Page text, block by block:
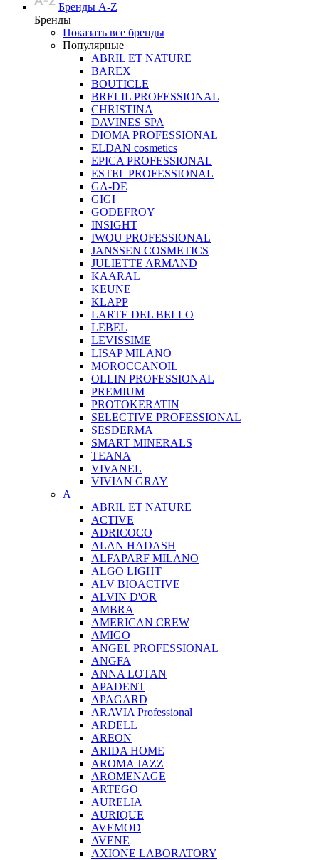
Бренды A-Z
Бренды
Показать все бренды
Популярные
ABRIL ET NATURE
BAREX
BOUTICLE
BRELIL PROFESSIONAL
CHRISTINA
DAVINES SPA
DIOMA PROFESSIONAL
ELDAN cosmetics
EPICA PROFESSIONAL
ESTEL PROFESSIONAL
GA-DE
GIGI
GODEFROY
INSIGHT
IWOU PROFESSIONAL
JANSSEN COSMETICS
JULIETTE ARMAND
KAARAL
KEUNE
KLAPP
LARTE DEL BELLO
LEBEL
LEVISSIME
LISAP MILANO
MOROCCANOIL
OLLIN PROFESSIONAL
PREMIUM
PROTOKERATIN
SELECTIVE PROFESSIONAL
SESDERMA
SMART MINERALS
TEANA
VIVANEL
VIVIAN GRAY
A
ABRIL ET NATURE
ACTIVE
ADRICOCO
ALAN HADASH
ALFAPARF MILANO
ALGO LIGHT
ALV BIOACTIVE
ALVIN D'OR
AMBRA
AMERICAN CREW
AMIGO
ANGEL PROFESSIONAL
ANGFA
ANNA LOTAN
APADENT
APAGARD
ARAVIA Professional
ARDELL
AREON
ARIDA HOME
AROMA JAZZ
AROMENAGE
ARTEGO
AURELIA
AURIQUE
AVEMOD
AVENE
AXIONE LABORATORY